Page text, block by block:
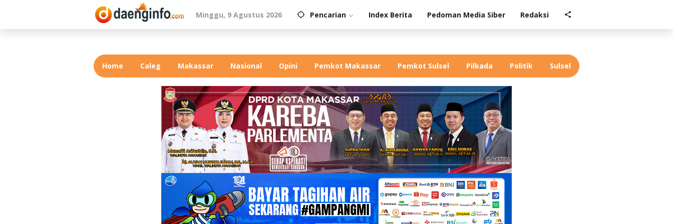
Minggu, 9 Agustus 2026 Pencarian Index Berita Pedoman Media Siber Redaksi
Home Caleg Makassar Nasional Opini Pemkot Makassar Pemkot Sulsel Pilkada Politik Sulsel